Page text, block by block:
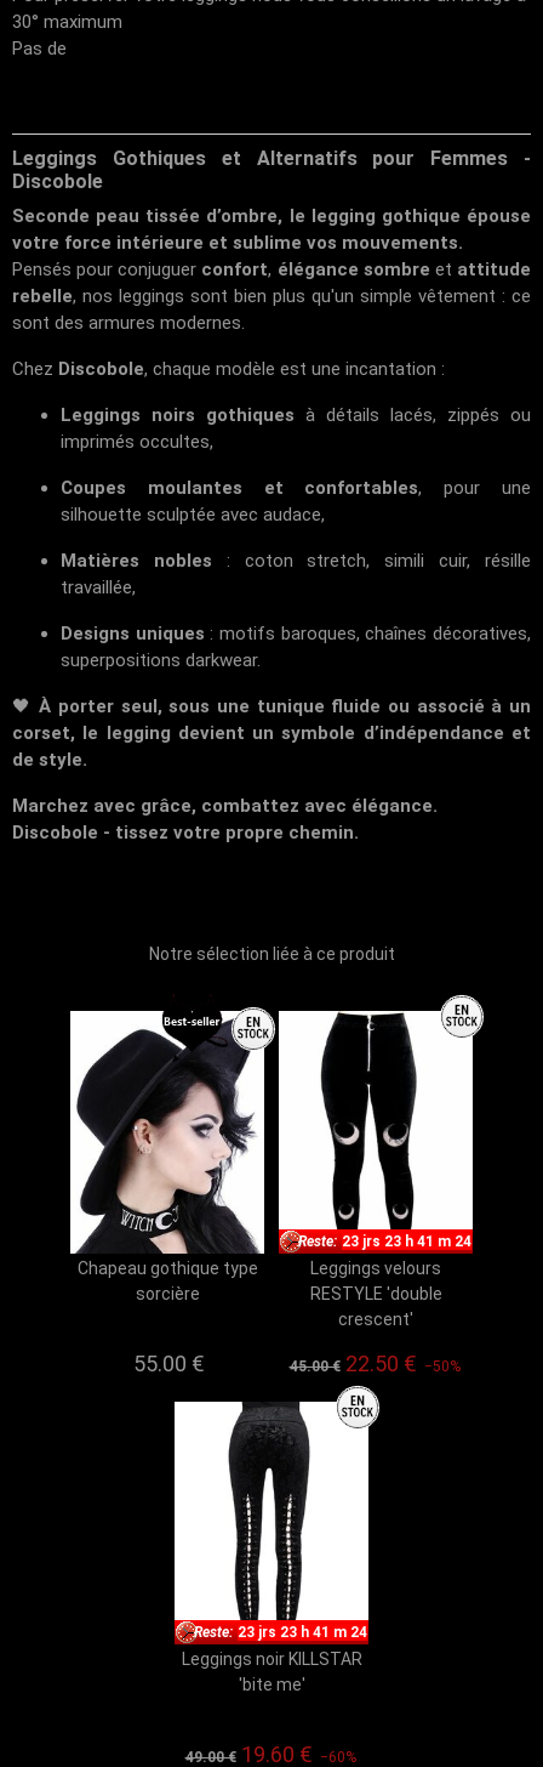
30° maximum
Pas de
Leggings Gothiques et Alternatifs pour Femmes -
Discobole
Seconde peau tissée d’ombre, le legging gothique épouse
votre force intérieure et sublime vos mouvements.
Pensés pour conjuguer confort, élégance sombre et attitude
rebelle, nos leggings sont bien plus qu'un simple vêtement : ce
sont des armures modernes.
Chez Discobole, chaque modèle est une incantation :
Leggings noirs gothiques à détails lacés, zippés ou
imprimés occultes,
Coupes moulantes et confortables, pour une
silhouette sculptée avec audace,
Matières nobles : coton stretch, simili cuir, résille
travaillée,
Designs uniques : motifs baroques, chaînes décoratives,
superpositions darkwear.
🖤À porter seul, sous une tunique fluide ou associé à un
corset, le legging devient un symbole d’indépendance et
de style.
Marchez avec grâce, combattez avec élégance.
Discobole - tissez votre propre chemin.
Notre sélection liée à ce produit
Chapeau gothique type
sorcière
55.00 €
Reste:23 jrs 23 h 41 m 23
Leggings velours
RESTYLE 'double
crescent'
45.00 € 22.50 € −50%
Reste:23 jrs 23 h 41 m 23
Leggings noir KILLSTAR
'bite me'
49.00 € 19.60 € −60%